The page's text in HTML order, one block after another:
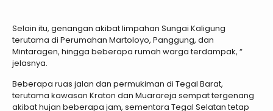
Selain itu, genangan akibat limpahan Sungai Kaligung
terutama di Perumahan Martoloyo, Panggung, dan
Mintaragen, hingga beberapa rumah warga terdampak, “
jelasnya.
Beberapa ruas jalan dan permukiman di Tegal Barat,
terutama kawasan Kraton dan Muarareja sempat tergenang
akibat hujan beberapa jam, sementara Tegal Selatan tetap